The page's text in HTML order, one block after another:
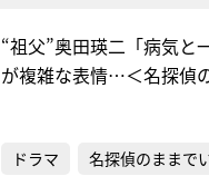
“祖父”奥田瑛二「病気と
が複雑な表情…＜名探偵
ドラマ 名探偵のままで